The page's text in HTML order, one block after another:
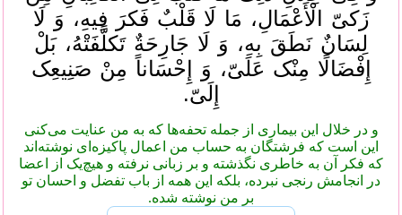
زَکیّ الْأَعْمَالِ، مَا لَا قَلْبٌ فَکرَ فِیهِ، وَ لَا
لِسَانٌ نَطَقَ بِهِ، وَ لَا جَارِحَةٌ تَکلَّفَتْهُ، بَلْ
إِفْضَالًا مِنْک عَلَیّ، وَ إِحْسَاناً مِنْ صَنِیعِک
إِلَیّ.
و در خلال این بیماری از جمله تحفه‌ها که به من عنایت می‌کنی
این است که فرشتگان به حساب من اعمال پاکیزه‌ای نوشته‌اند
که فکر آن به خاطری نگذشته و بر زبانی نرفته و هیچ‌یک از اعضا
در انجامش رنجی نبرده، بلکه این همه از باب تفضل و احسان تو
بر من نوشته شده.